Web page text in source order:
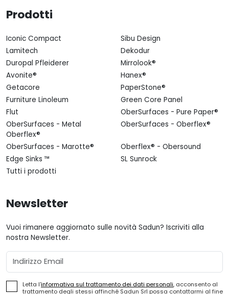
Prodotti
Iconic Compact
Sibu Design
Lamitech
Dekodur
Duropal Pfleiderer
Mirrolook®
Avonite®
Hanex®
Getacore
PaperStone®
Furniture Linoleum
Green Core Panel
Flut
OberSurfaces - Pure Paper®
OberSurfaces - Metal
Oberflex®
OberSurfaces - Oberflex®
OberSurfaces - Marotte®
Oberflex® - Obersound
Edge Sinks ™
SL Sunrock
Tutti i prodotti
Newsletter
Vuoi rimanere aggiornato sulle novità Sadun? Iscriviti alla
nostra Newsletter.
Email
Letta l'informativa sul trattamento dei dati personali, acconsento al
trattamento degli stessi affinché Sadun Srl possa contattarmi al fine